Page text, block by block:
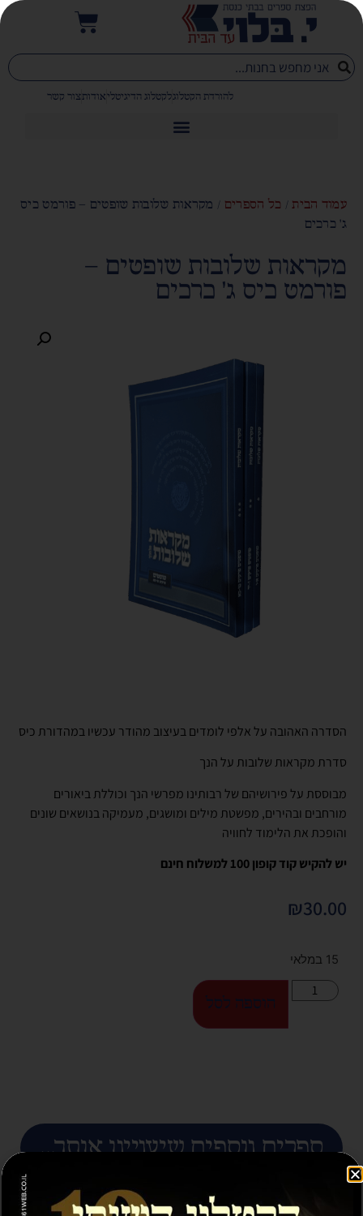
להורדת הקטלוגלקטלוג הדיגיטליאודותצור קשר
עמוד הבית/ כל הספרים / מקראות שלובות שופטים – פורמט כיס
ג' כרכים
מקראות שלובות שופטים –
פורמט כיס ג' כרכים
הסדרה האהובה על אלפי לומדים בעיצוב מהודר עכשיו במהדורת כיס
סדרת מקראות שלובות על הנך
מבוססת על פירושיהם של רבותינו מפרשי הנך וכוללת ביאורים
מורחבים ובהירים, מפשטת מילים ומושגים, מעמיקה בנושאים שונים
והופכת את הלימוד לחוויה
יש להקיש קוד קופון 100 למשלוח חינם
₪30.00
15 במלאי
הוספה לסל
ספרים נוספים שיעניינו אותך...